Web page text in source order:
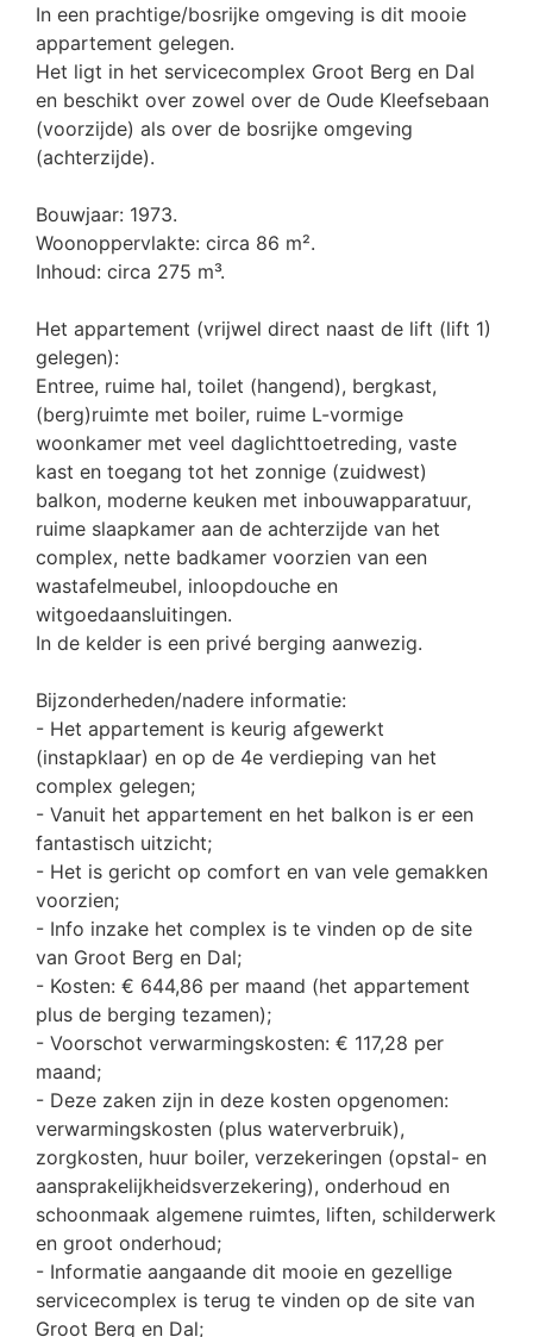
In een prachtige/bosrijke omgeving is dit mooie
appartement gelegen.
Het ligt in het servicecomplex Groot Berg en Dal
en beschikt over zowel over de Oude Kleefsebaan
(voorzijde) als over de bosrijke omgeving
(achterzijde).
Bouwjaar: 1973.
Woonoppervlakte: circa 86 m².
Inhoud: circa 275 m³.
Het appartement (vrijwel direct naast de lift (lift 1)
gelegen):
Entree, ruime hal, toilet (hangend), bergkast,
(berg)ruimte met boiler, ruime L-vormige
woonkamer met veel daglichttoetreding, vaste
kast en toegang tot het zonnige (zuidwest)
balkon, moderne keuken met inbouwapparatuur,
ruime slaapkamer aan de achterzijde van het
complex, nette badkamer voorzien van een
wastafelmeubel, inloopdouche en
witgoedaansluitingen.
In de kelder is een privé berging aanwezig.
Bijzonderheden/nadere informatie:
- Het appartement is keurig afgewerkt
(instapklaar) en op de 4e verdieping van het
complex gelegen;
- Vanuit het appartement en het balkon is er een
fantastisch uitzicht;
- Het is gericht op comfort en van vele gemakken
voorzien;
- Info inzake het complex is te vinden op de site
van Groot Berg en Dal;
- Kosten: € 644,86 per maand (het appartement
plus de berging tezamen);
- Voorschot verwarmingskosten: € 117,28 per
maand;
- Deze zaken zijn in deze kosten opgenomen:
verwarmingskosten (plus waterverbruik),
zorgkosten, huur boiler, verzekeringen (opstal- en
aansprakelijkheidsverzekering), onderhoud en
schoonmaak algemene ruimtes, liften, schilderwerk
en groot onderhoud;
- Informatie aangaande dit mooie en gezellige
servicecomplex is terug te vinden op de site van
Groot Berg en Dal;